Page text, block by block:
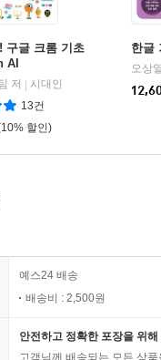
구글 크롬 기초
AI
저
시대인
13건
할인)
한글
오상
예스24 배송
배송비 : 2,500원
안전하고 정확한 포장을 위
고객님께 배송되는 모든 상